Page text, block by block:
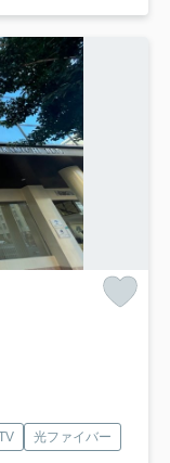
光ファイバー